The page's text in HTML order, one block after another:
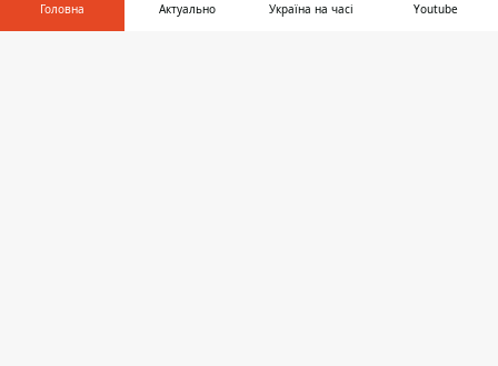
Головна Актуально Україна на часі Youtube